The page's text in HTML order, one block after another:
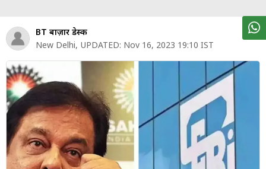
शेयर
बाज़ार
ट्रेंडिंग
न्यूज
वीडियो
म्यूचुअल
फंड
BT बाज़ार डेस्क
New Delhi, UPDATED: Nov 16, 2023 19:10 IST